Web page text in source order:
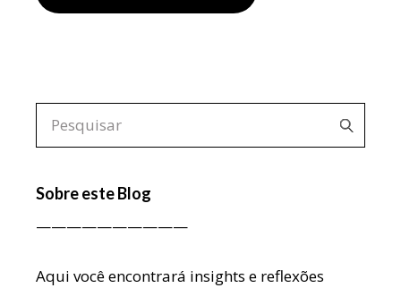
Sobre este Blog
——————————
Aqui você encontrará insights e reflexões